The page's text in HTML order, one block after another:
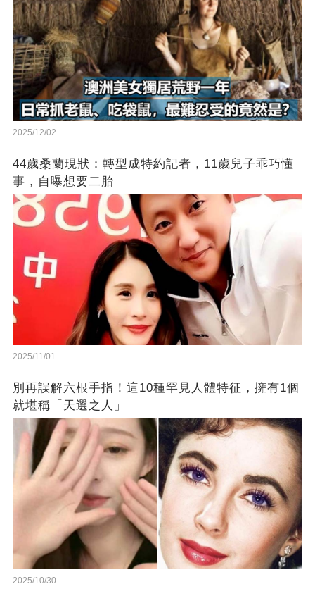
2025/12/02
44歲桑蘭現狀：轉型成特約記者，11歲兒子乖巧懂
事，自曝想要二胎
2025/11/01
別再誤解六根手指！這10種罕見人體特征，擁有1個
就堪稱「天選之人」
2025/10/30